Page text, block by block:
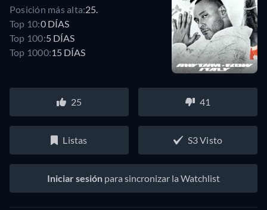
Posición más alta:25.
Top 10:0 DÍAS
Top 100:5 DÍAS
Top 1000:15 DÍAS
25 41
Listas S3 Visto
Iniciar sesión para sincronizar la Watchlist